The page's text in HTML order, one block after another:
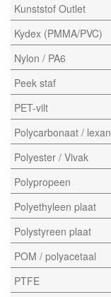
Kunststof Outlet
Kydex (PMMA/PVC)
Nylon / PA6
Peek staf
PET-vilt
Polycarbonaat / lexan
Polyester / Vivak
Polypropeen
Polyethyleen plaat
Polystyreen plaat
POM / polyacetaal
PTFE